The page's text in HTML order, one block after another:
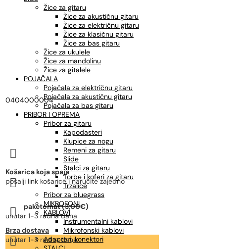
Žice za gitaru
Žice za akustičnu gitaru
Žice za električnu gitaru
Žice za klasičnu gitaru
Žice za bas gitaru
Žice za ukulele
Žice za mandolinu
Žice za gitalele
POJAČALA
Pojačala za električnu gitaru
Pojačala za akustičnu gitaru
Pojačala za bas gitaru
PRIBOR I OPREMA
Pribor za gitaru
Kapodasteri
Klupice za nogu
Remeni za gitaru
Slide
Stalci za gitaru
Torbe i koferi za gitaru
Trzalice
Pribor za bluegrass
MIKROFONI
KABLOVI
Instrumentalni kablovi
Mikrofonski kablovi
Adapteri, konektori
0404000004

Košarica koja spaja
pošalji link košarice i naručite zajedno

paketomat (3,00€)
unutar 1-3 radna dana

Brza dostava
unutar 1-3 radna dana
